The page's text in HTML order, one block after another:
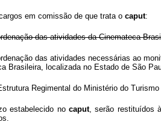
em comissão de que trata o caput:
das atividades da Cinemateca
das atividades necessárias ao
Brasileira, localizada no Estado de São
Regimental do Ministério do
estabelecido nocaput, serão restituídos